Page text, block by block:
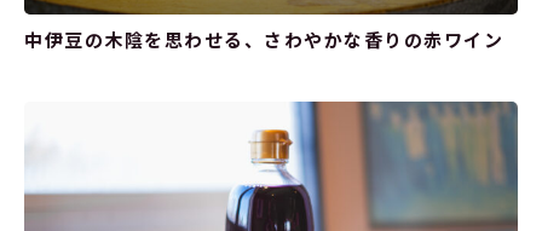
中伊豆の木陰を思わせる、さわやかな香りの赤ワイン